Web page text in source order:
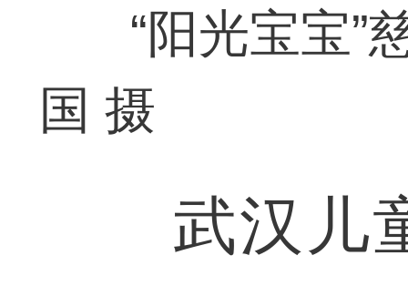
“阳光宝宝”
国 摄
武汉儿童